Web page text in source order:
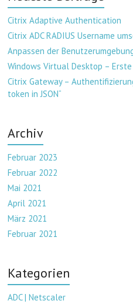
Citrix Adaptive Authentication
Citrix ADC RADIUS Username
Anpassen der
Windows Virtual Desktop –
Citrix Gateway –
token in JSON“
Archiv
Februar 2023
Februar 2022
Mai 2021
April 2021
März 2021
Februar 2021
Kategorien
ADC | Netscaler